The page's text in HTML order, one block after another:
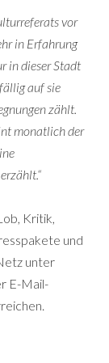
vor
in Erfahrung
in dieser Stadt
auf sie
zählt.
monatlich der
Kritik,
und
unter
E-Mail-